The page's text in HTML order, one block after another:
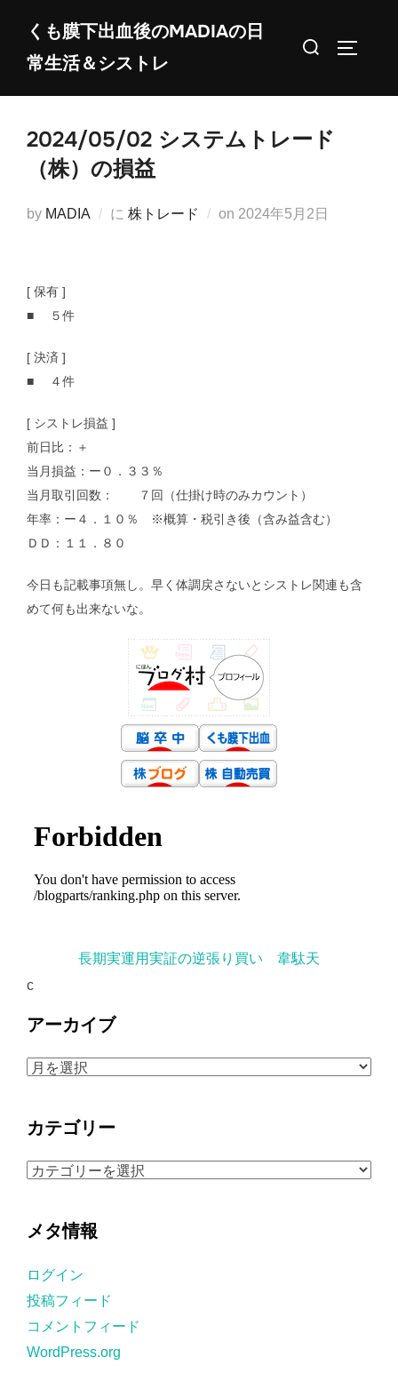
くも膜下出血後のMADIAの日
常生活＆シストレ
検
2024/05/02 システムトレード
（株）の損益
by MADIA に 株トレード on 投
2024年5月2日
[ 保有 ]
■ ５件
[ 決済 ]
■ ４件
[ シストレ損益 ]
前日比：＋
当月損益：ー０．３３％
当月取引回数： ７回（仕掛け時のみカウント）
年率：ー４．１０％ ※概算・税引き後（含み益含む）
ＤＤ：１１．８０
今日も記載事項無し。早く体調戻さないとシストレ関連も含
めて何も出来ないな。
長期実運用実証の逆張り買い 韋駄天
c
アーカイブ
ア
ブ
カテゴリー
カ
ー
メタ情報
ログイン
投稿フィード
コメントフィード
WordPress.org